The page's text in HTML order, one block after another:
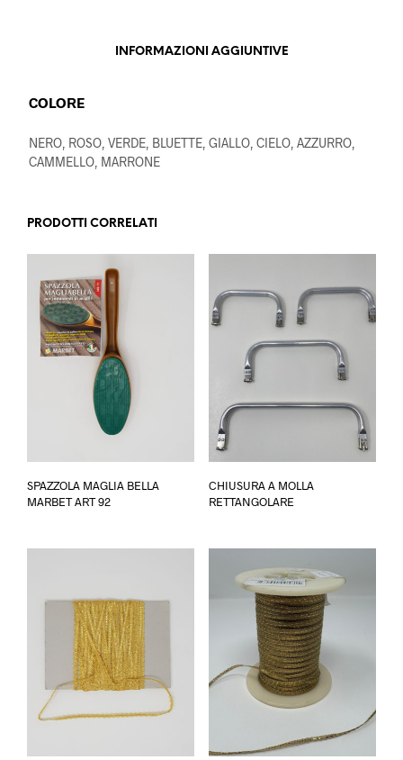
INFORMAZIONI AGGIUNTIVE
COLORE
NERO, ROSO, VERDE, BLUETTE, GIALLO, CIELO, AZZURRO,
CAMMELLO, MARRONE
PRODOTTI CORRELATI
SPAZZOLA MAGLIA BELLA
MARBET ART 92
CHIUSURA A MOLLA
RETTANGOLARE